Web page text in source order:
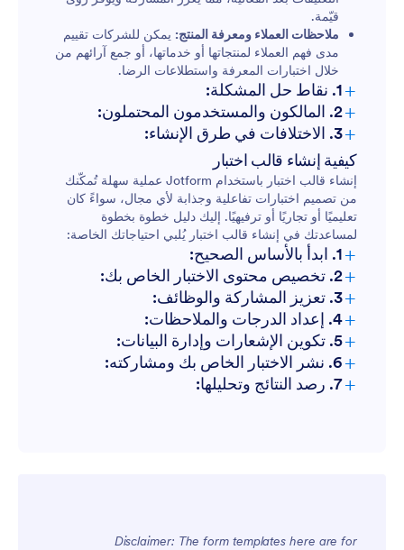
قيّمة.
ملاحظات العملاء ومعرفة المنتج: يمكن للشركات تقييم
مدى فهم العملاء لمنتجاتها أو خدماتها، أو جمع آرائهم من
خلال اختبارات المعرفة واستطلاعات الرضا.
+1. نقاط حل المشكلة:
+2. المالكون والمستخدمون المحتملون:
+3. الاختلافات في طرق الإنشاء:
الاختبارات التعليمية:
اختبارات الشخصية أو التسويق:
اختبارات الامتثال أو الانضمام:
اختبارات الفعاليات:
كيفية إنشاء قالب اختبار
إنشاء قالب اختبار باستخدام Jotform عملية سهلة تُمكّنك
من تصميم اختبارات تفاعلية وجذابة لأي مجال، سواءً كان
تعليميًا أو تجاريًا أو ترفيهيًا. إليك دليل خطوة بخطوة
لمساعدتك في إنشاء قالب اختبار يُلبي احتياجاتك الخاصة:
+1. ابدأ بالأساس الصحيح:
+2. تخصيص محتوى الاختبار الخاص بك:
+3. تعزيز المشاركة والوظائف:
+4. إعداد الدرجات والملاحظات:
+5. تكوين الإشعارات وإدارة البيانات:
+6. نشر الاختبار الخاص بك ومشاركته:
+7. رصد النتائج وتحليلها:
Disclaimer: The form templates here are for